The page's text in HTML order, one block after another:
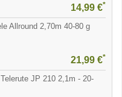
14,99 €*
Allround 2,70m 40-80 g
21,99 €*
JP 210 2,1m - 20-